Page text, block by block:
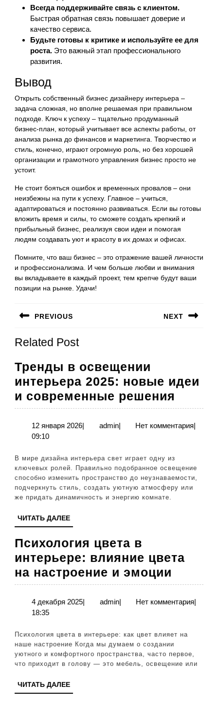
Всегда поддерживайте связь с клиентом.
Быстрая обратная связь повышает доверие и
качество сервиса.
Будьте готовы к критике и используйте ее для
роста. Это важный этап профессионального
развития.
Вывод
Открыть собственный бизнес дизайнеру интерьера –
задача сложная, но вполне решаемая при правильном
подходе. Ключ к успеху – тщательно продуманный
бизнес-план, который учитывает все аспекты работы, от
анализа рынка до финансов и маркетинга. Творчество и
стиль, конечно, играют огромную роль, но без хорошей
организации и грамотного управления бизнес просто не
устоит.
Не стоит бояться ошибок и временных провалов – они
неизбежны на пути к успеху. Главное – учиться,
адаптироваться и постоянно развиваться. Если вы готовы
вложить время и силы, то сможете создать крепкий и
прибыльный бизнес, реализуя свои идеи и помогая
людям создавать уют и красоту в их домах и офисах.
Помните, что ваш бизнес – это отражение вашей личности
и профессионализма. И чем больше любви и внимания
вы вкладываете в каждый проект, тем крепче будут ваши
позиции на рынке. Удачи!
по
записям
PREVIOUS
запись:
NEXT
Related Post
Тренды в освещении
интерьера 2025: новые идеи
и современные решения
в
новые
идеи
12 января 202612
| adminadmin
| Нет комментария|
09:10
В мире дизайна интерьера свет играет одну из
ключевых ролей. Правильно подобранное освещение
способно изменить пространство до неузнаваемости,
подчеркнуть стиль, создать уютную атмосферу или
же придать динамичность и энергию комнате.
ЧИТАТЬ ДАЛЕЕЧИТАТЬ
ДАЛЕЕ
Психология цвета в
интерьере: влияние цвета
на настроение и эмоции
цвета
в
цвета
на
4 декабря 20254| adminadmin
| Нет комментария|
18:35
Психология цвета в интерьере: как цвет влияет на
наше настроение Когда мы думаем о создании
уютного и комфортного пространства, часто первое,
что приходит в голову — это мебель, освещение или
ЧИТАТЬ ДАЛЕЕЧИТАТЬ
ДАЛЕЕ